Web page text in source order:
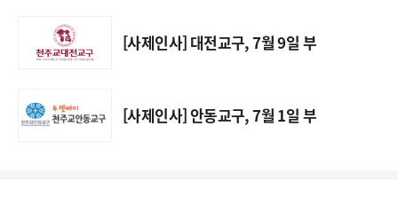
[사제인사] 대전교구, 7월 9일 부
[사제인사] 안동교구, 7월 1일 부